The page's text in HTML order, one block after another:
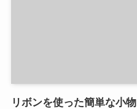
リボンを使った簡単な小物